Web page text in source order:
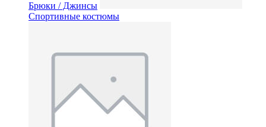
Брюки / Джинсы
Спортивные костюмы